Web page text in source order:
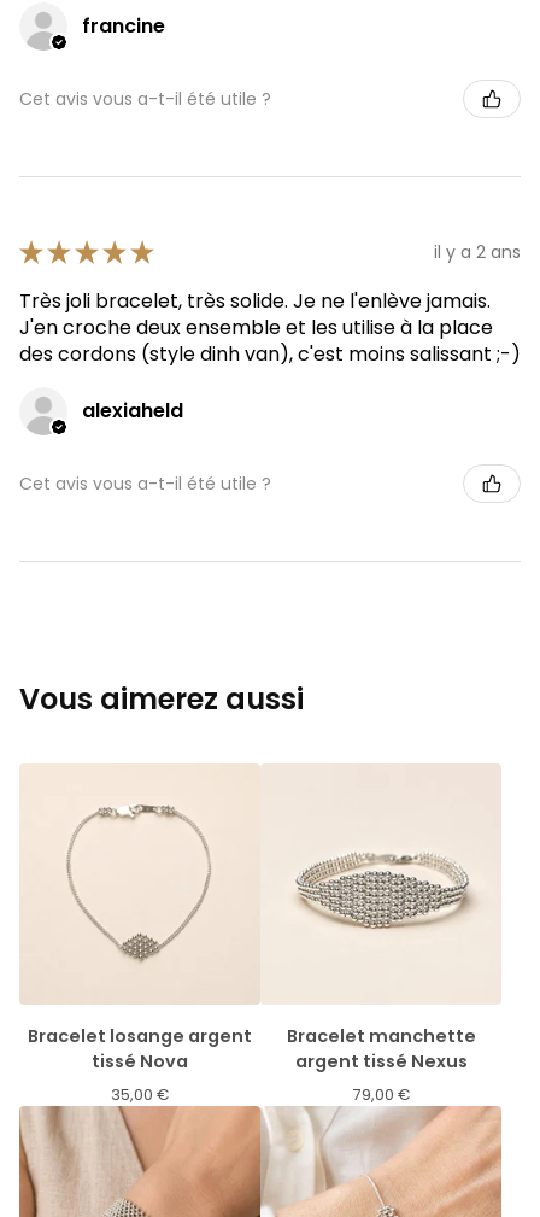
francine
Cet avis vous a-t-il été utile ?
★★★★★ il y a 2 ans
Très joli bracelet, très solide. Je ne l'enlève jamais.
J'en croche deux ensemble et les utilise à la place
des cordons (style dinh van), c'est moins salissant ;-)
alexiaheld
Cet avis vous a-t-il été utile ?
Vous aimerez aussi
Bracelet losange argent
tissé Nova
35,00 €
Bracelet manchette
argent tissé Nexus
79,00 €